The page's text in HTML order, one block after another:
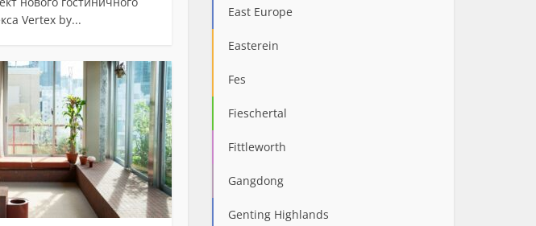
Vertex by...
East Europe
Easterein
Fes
Fieschertal
Fittleworth
Gangdong
Genting Highlands